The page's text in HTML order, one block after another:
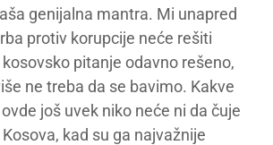
genijalna mantra. Mi unapred
protiv korupcije neće rešiti
pitanje odavno rešeno,
ne treba da se bavimo. Kakve
još uvek niko neće ni da čuje
kad su ga najvažnije